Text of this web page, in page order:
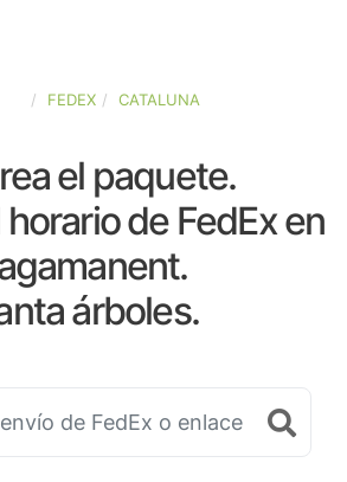
FEDEX CATALUNA
el paquete.
de FedEx en
árboles.